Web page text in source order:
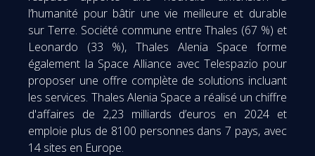
l’humanité pour bâtir une vie meilleure et durable
sur Terre. Société commune entre Thales (67 %) et
Leonardo (33 %), Thales Alenia Space forme
également la Space Alliance avec Telespazio pour
proposer une offre complète de solutions incluant
les services. Thales Alenia Space a réalisé un chiffre
d'affaires de 2,23 milliards d’euros en 2024 et
emploie plus de 8100 personnes dans 7 pays, avec
14 sites en Europe.